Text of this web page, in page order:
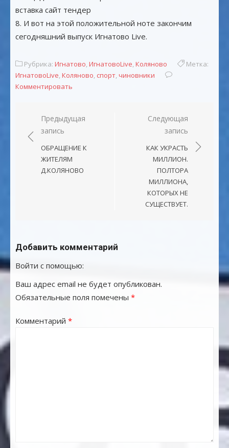
вставка сайт тендер
8. И вот на этой положительной ноте закончим
сегодняшний выпуск Игнатово Live.
Рубрика: Игнатово,ИгнатовоLive,Коляново
Метка:
ИгнатовоLive,Коляново, спорт,чиновники
Комментировать
Навигация
по
записям
Предыдущая
запись
ОБРАЩЕНИЕ К
ЖИТЕЛЯМ
Д.КОЛЯНОВО
Следующая
запись
КАК УКРАСТЬ
МИЛЛИОН.
ПОЛТОРА
МИЛЛИОНА,
КОТОРЫХ НЕ
СУЩЕСТВУЕТ.
Добавить комментарий
Войти с помощью:
Ваш адрес email не будет опубликован.
Обязательные поля помечены *
Комментарий *